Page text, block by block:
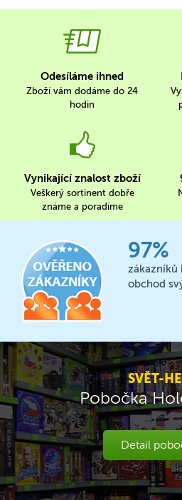
Odesíláme ihned
Zboží vám dodáme do 24
hodin
Vynikající znalost zboží
Veškerý sortinent dobře
známe a poradíme
97%
zákazníků
obchod
SVĚT-
Pobočka
Detail